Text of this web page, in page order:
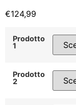
€124,99
Prodotto
1
Prodotto
2